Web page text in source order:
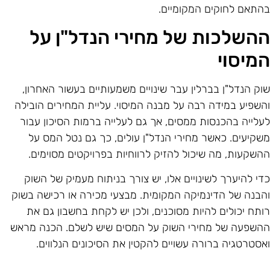
לחוקים המקומיים.
של מחירי הנדל"ן על
הנדל"ן בברלין עבר שינויים משמעותיים בעשור האחרון,
במידה רבה על מבנה המיסוי. עליית המחירים הובילה
בהכנסות ממסים, אך גם לעלייה ברמות הסיכון עבור
כאשר מחירי הנדל"ן עולים, כך גם נטל המס על
מה שיכול להזיק לרווחיות בפרויקטים מסוימים.
להיערך לשינויים אלו, יש צורך בניתוח מעמיק של השוק
של הדינמיקה המקומית. מבצעי מכירה או רכישה בשוק
יכולים להיות מסוכנים, ולכן יש לקחת בחשבון גם את
של מחירי השוק על המסים שיש לשלם. הכנה מראש
ברורה עשויים להקטין את הסיכונים הנלווים.